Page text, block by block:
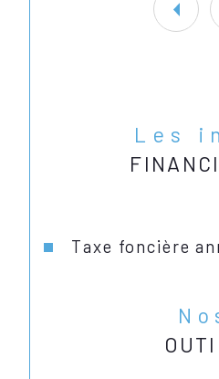
auxquels ce bien
disponibles sur le
Les
Taxe foncière